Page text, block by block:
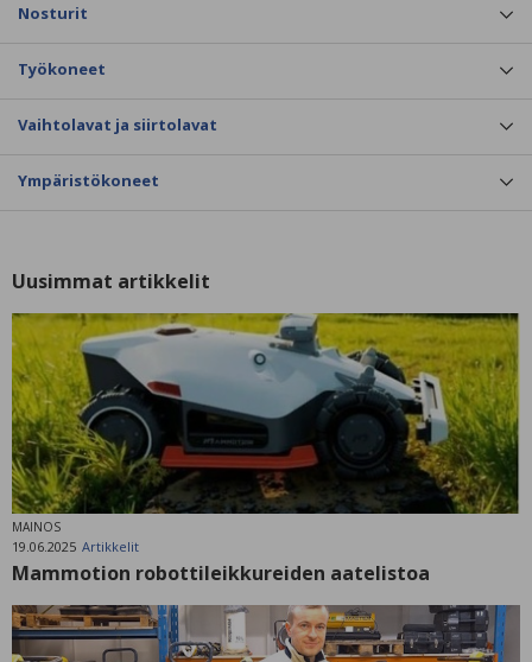
Nosturit
Työkoneet
Vaihtolavat ja siirtolavat
Ympäristökoneet
Uusimmat artikkelit
MAINOS
19.06.2025 Artikkelit
Mammotion robottileikkureiden aatelistoa